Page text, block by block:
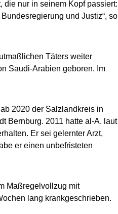
die nur in seinem Kopf passiert:
und Justiz“, so
Täters weiter
Saudi-Arabien geboren. Im
2020 der Salzlandkreis in
Bernburg. 2011 hatte al-A. laut
Er sei gelernter Arzt,
er einen unbefristeten
Maßregelvollzug mit
lang krankgeschrieben.